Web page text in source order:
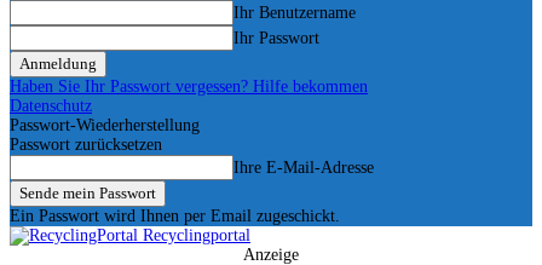
Ihr Benutzername
Ihr Passwort
Haben Sie Ihr Passwort vergessen? Hilfe bekommen
Datenschutz
Passwort-Wiederherstellung
Passwort zurücksetzen
Ihre E-Mail-Adresse
Ein Passwort wird Ihnen per Email zugeschickt.
Recyclingportal
Anzeige